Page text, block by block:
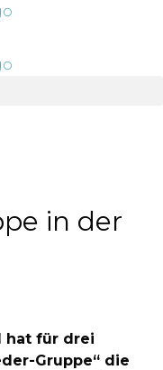
in der
hat für drei
Gruppe“ die